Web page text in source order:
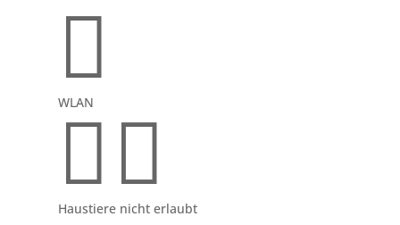

WLAN
 
Haustiere nicht erlaubt